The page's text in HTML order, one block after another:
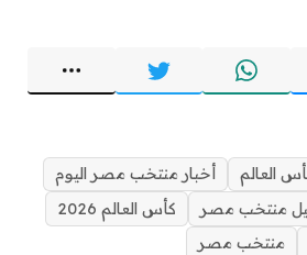
العالم
أخبار منتخب مصر اليوم
منتخب مصر
كأس العالم 2026
منتخب مصر